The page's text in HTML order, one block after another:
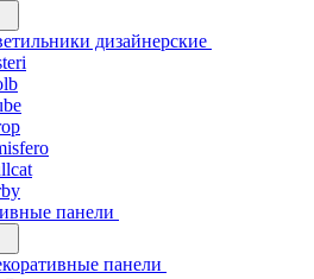
дизайнерские
панели
панели